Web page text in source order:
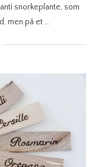
snorkeplante, som
men på et …